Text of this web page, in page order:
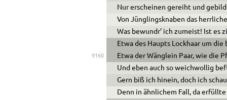
Nur erscheinen gereiht und
Von Jünglingsknaben das
Was bewundr’ ich zumeist! Ist es
Etwa des Haupts Lockhaar um
9160
Etwa der Wänglein Paar, wie die
Und eben auch so weichwollig
Gern biß ich hinein, doch ich
Denn in ähnlichem Fall, da